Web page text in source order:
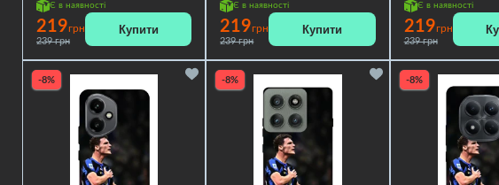
Є в наявності
219грн
239 грн
Купити
Є в наявності
219грн
239 грн
Купити
Є в наявності
219грн
239 грн
-8% -8% -8%